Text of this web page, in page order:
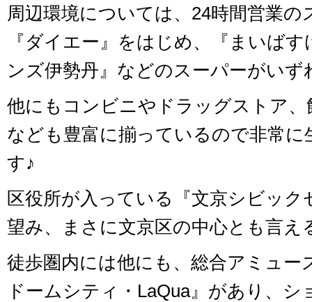
周辺環境については、24時間営業の
『ダイエー』をはじめ、『まいば
ンズ伊勢丹』などのスーパーがいず
他にもコンビニやドラッグストア
なども豊富に揃っているので非常に
す♪
区役所が入っている『文京シビック
望み、まさに文京区の中心とも言え
徒歩圏内には他にも、総合アミュー
ドームシティ・LaQua』があり、